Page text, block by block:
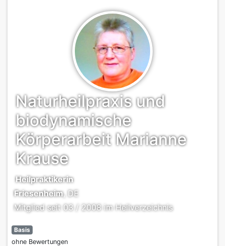
Naturheilpraxis und
biodynamische
Körperarbeit Marianne
Krause
Heilpraktikerin
Friesenheim, DE
Mitglied seit 03 / 2008 im Heilverzeichnis
Basis
ohne Bewertungen